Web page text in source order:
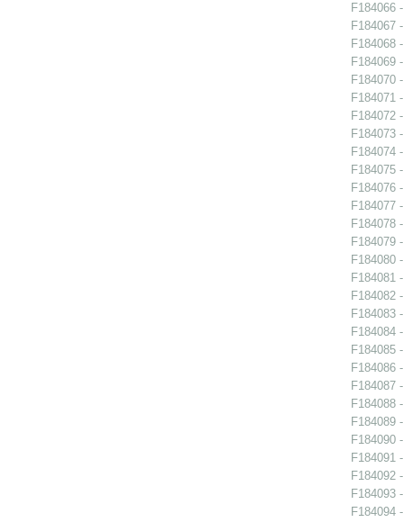
F184066
F184067
F184068
F184069
F184070
F184071
F184072
F184073
F184074
F184075
F184076
F184077
F184078
F184079
F184080
F184081
F184082
F184083
F184084
F184085
F184086
F184087
F184088
F184089
F184090
F184091
F184092
F184093
F184094